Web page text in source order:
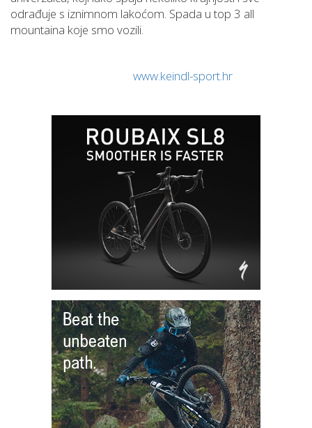
odrađuje s iznimnom lakoćom. Spada u top 3 all
mountaina koje smo vozili.
www.keindl-sport.hr